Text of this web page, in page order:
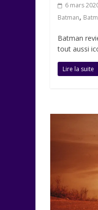
6 mars
Batman,
Batman
tout aussi
Lire la suite